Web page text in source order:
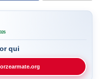
qui